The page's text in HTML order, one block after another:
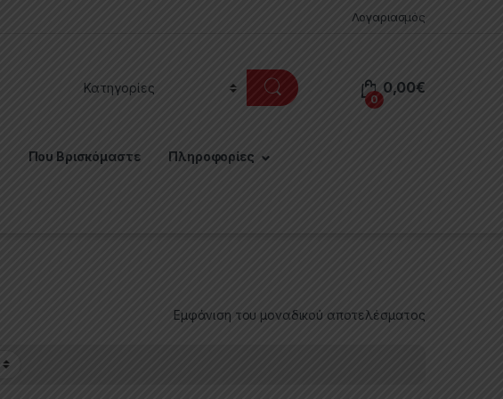
Λογαριασμός
0
0,00€
Που Βρισκόμαστε Πληροφορίες
Εμφάνιση του μοναδικού αποτελέσματος